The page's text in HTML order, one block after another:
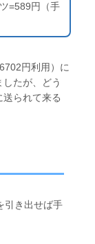
=589円（手
円利用）に
たが、どう
られて来る
引き出せば手